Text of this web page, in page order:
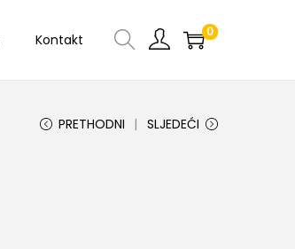
Kontakt 0
PRETHODNI SLJEDEĆI